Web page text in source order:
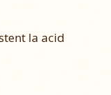
la acid